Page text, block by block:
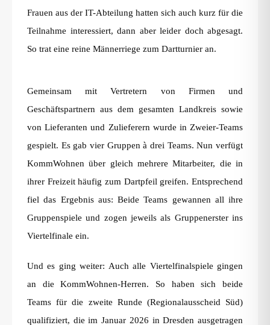
Frauen aus der IT-Abteilung hatten sich auch kurz für die
Teilnahme interessiert, dann aber leider doch abgesagt.
So trat eine reine Männerriege zum Dartturnier an.
Gemeinsam mit Vertretern von Firmen und
Geschäftspartnern aus dem gesamten Landkreis sowie
von Lieferanten und Zulieferern wurde in Zweier-Teams
gespielt. Es gab vier Gruppen à drei Teams. Nun verfügt
KommWohnen über gleich mehrere Mitarbeiter, die in
ihrer Freizeit häufig zum Dartpfeil greifen. Entsprechend
fiel das Ergebnis aus: Beide Teams gewannen all ihre
Gruppenspiele und zogen jeweils als Gruppenerster ins
Viertelfinale ein.
Und es ging weiter: Auch alle Viertelfinalspiele gingen
an die KommWohnen-Herren. So haben sich beide
Teams für die zweite Runde (Regionalausscheid Süd)
qualifiziert, die im Januar 2026 in Dresden ausgetragen